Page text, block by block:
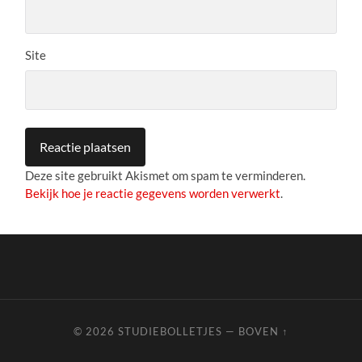
Site
Deze site gebruikt Akismet om spam te verminderen.
Bekijk hoe je reactie gegevens worden verwerkt.
© 2026 STUDIEBOLLETJES — BOVEN ↑